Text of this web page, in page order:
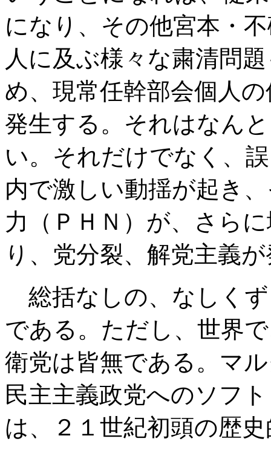
になり、その他宮本・
人に及ぶ様々な粛清問
め、現常任幹部会個人
発生する。それはなん
い。それだけでなく、
内で激しい動揺が起き
力（ＰＨＮ）が、さら
り、党分裂、解党主義
総括なしの、なしく
である。ただし、世界
衛党は皆無である。マ
民主主義政党へのソフ
は、２１世紀初頭の歴